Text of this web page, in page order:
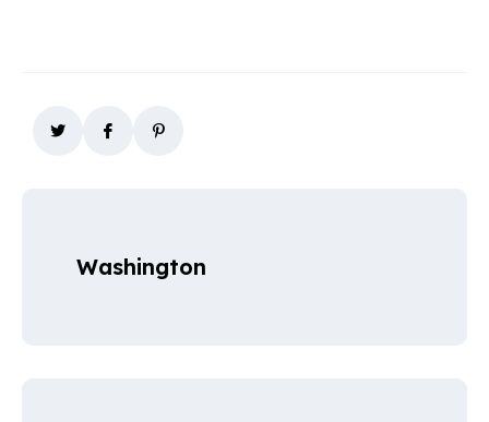
Washington